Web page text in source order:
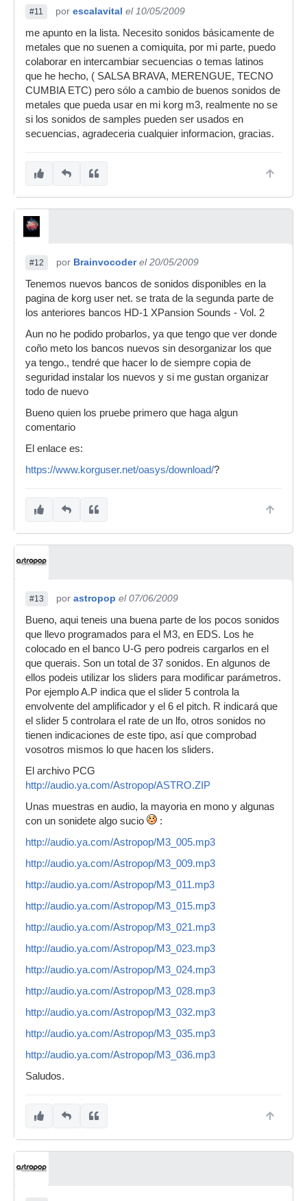
#11 por escalavital el 10/05/2009
me apunto en la lista. Necesito sonidos básicamente de
metales que no suenen a comiquita, por mi parte, puedo
colaborar en intercambiar secuencias o temas latinos
que he hecho, ( SALSA BRAVA, MERENGUE, TECNO
CUMBIA ETC) pero sólo a cambio de buenos sonidos de
metales que pueda usar en mi korg m3, realmente no se
si los sonidos de samples pueden ser usados en
secuencias, agradeceria cualquier informacion, gracias.
#12 por Brainvocoder el 20/05/2009
Tenemos nuevos bancos de sonidos disponibles en la
pagina de korg user net. se trata de la segunda parte de
los anteriores bancos HD-1 XPansion Sounds - Vol. 2
Aun no he podido probarlos, ya que tengo que ver donde
coño meto los bancos nuevos sin desorganizar los que
ya tengo., tendré que hacer lo de siempre copia de
seguridad instalar los nuevos y si me gustan organizar
todo de nuevo
Bueno quien los pruebe primero que haga algun
comentario
El enlace es:
https://www.korguser.net/oasys/download/?
#13 por astropop el 07/06/2009
Bueno, aqui teneis una buena parte de los pocos sonidos
que llevo programados para el M3, en EDS. Los he
colocado en el banco U-G pero podreis cargarlos en el
que querais. Son un total de 37 sonidos. En algunos de
ellos podeis utilizar los sliders para modificar parámetros.
Por ejemplo A.P indica que el slider 5 controla la
envolvente del amplificador y el 6 el pitch. R indicará que
el slider 5 controlara el rate de un lfo, otros sonidos no
tienen indicaciones de este tipo, así que comprobad
vosotros mismos lo que hacen los sliders.
El archivo PCG
http://audio.ya.com/Astropop/ASTRO.ZIP
Unas muestras en audio, la mayoria en mono y algunas
con un sonidete algo sucio
:
http://audio.ya.com/Astropop/M3_005.mp3
http://audio.ya.com/Astropop/M3_009.mp3
http://audio.ya.com/Astropop/M3_011.mp3
http://audio.ya.com/Astropop/M3_015.mp3
http://audio.ya.com/Astropop/M3_021.mp3
http://audio.ya.com/Astropop/M3_023.mp3
http://audio.ya.com/Astropop/M3_024.mp3
http://audio.ya.com/Astropop/M3_028.mp3
http://audio.ya.com/Astropop/M3_032.mp3
http://audio.ya.com/Astropop/M3_035.mp3
http://audio.ya.com/Astropop/M3_036.mp3
Saludos.